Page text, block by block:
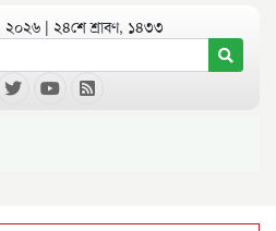
| ২৪শে শ্রাবণ, ১৪৩৩